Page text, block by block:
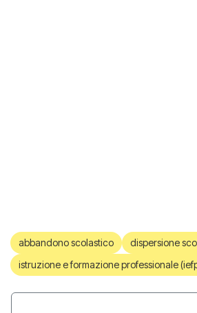
abbandono scolastico
dispersione
istruzione e formazione professionale